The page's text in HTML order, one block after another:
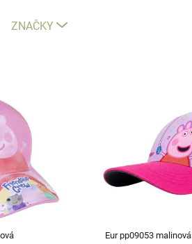
ZNAČKY
Eur pp09053 malinová